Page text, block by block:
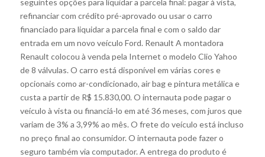
refinanciar com crédito pré-aprovado ou usar o carro
financiado para liquidar a parcela final e com o saldo dar
entrada em um novo veículo Ford. Renault A montadora
Renault colocou à venda pela Internet o modelo Clio Yahoo
de 8 válvulas. O carro está disponível em várias cores e
opcionais como ar-condicionado, air bag e pintura metálica e
custa a partir de R$ 15.830,00. O internauta pode pagar o
veículo à vista ou financiá-lo em até 36 meses, com juros que
variam de 3% a 3,99% ao mês. O frete do veículo está incluso
no preço final ao consumidor. O internauta pode fazer o
seguro também via computador. A entrega do produto é